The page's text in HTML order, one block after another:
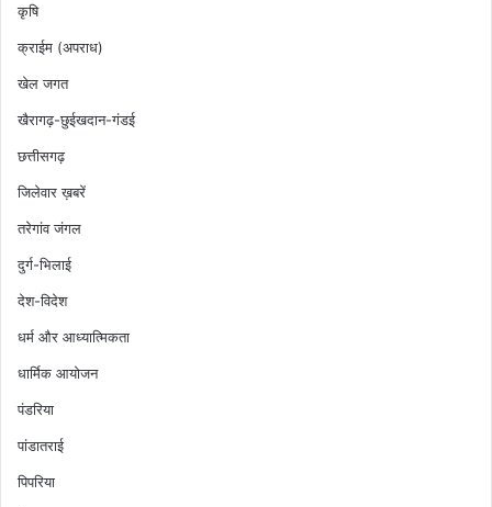
कृषि
क्राईम (अपराध)
खेल जगत
खैरागढ़-छुईखदान-गंडई
छत्तीसगढ़
जिलेवार ख़बरें
तरेगांव जंगल
दुर्ग-भिलाई
देश-विदेश
धर्म और आध्यात्मिकता
धार्मिक आयोजन
पंडरिया
पांडातराई
पिपरिया